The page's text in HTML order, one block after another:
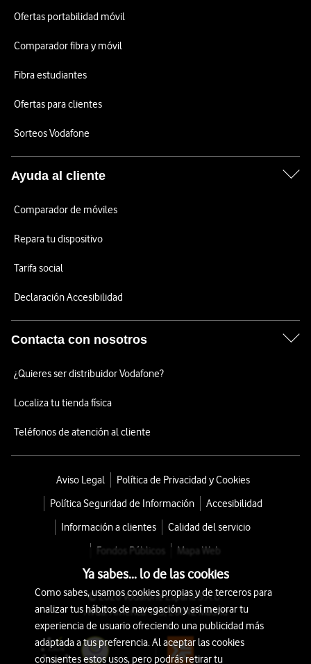
Ofertas portabilidad móvil
Comparador fibra y móvil
Fibra estudiantes
Ofertas para clientes
Sorteos Vodafone
Ayuda al cliente
Comparador de móviles
Repara tu dispositivo
Tarifa social
Declaración Accesibilidad
Contacta con nosotros
¿Quieres ser distribuidor Vodafone?
Localiza tu tienda física
Teléfonos de atención al cliente
Aviso Legal
Política de Privacidad y Cookies
Política Seguridad de Información
Accesibilidad
Información a clientes
Calidad del servicio
Fondos Públicos
Mapa Web
© 2026 Vodafone España S.A.U.
Avda. América 115, 28042 Madrid
Ya sabes... lo de las cookies
Como sabes, usamos cookies propias y de terceros para
analizar tus hábitos de navegación y así mejorar tu
experiencia de usuario ofreciendo una publicidad más
adaptada a tus preferencia. Al aceptar las cookies
consientes estos usos, pero podrás retirar tu